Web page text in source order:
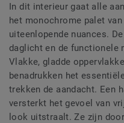
In dit interieur gaat alle
het monochrome palet
uiteenlopende nuances. De
daglicht en de functionele
Vlakke, gladde
benadrukken het
trekken de aandacht. Een
versterkt het gevoel van
look uitstraalt. Ze zijn